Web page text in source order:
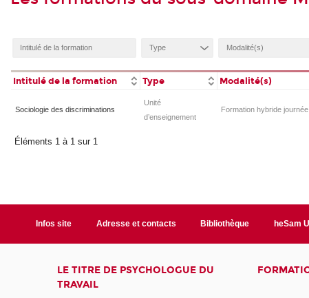
Intitulé de la formation Type Modalité(s)
Sociologie des discriminations
Unité
d’enseignement
Formation hybride journée
Éléments 1 à 1 sur 1
Infos site Adresse et contacts Bibliothèque heSam
LE TITRE DE PSYCHOLOGUE DU
TRAVAIL